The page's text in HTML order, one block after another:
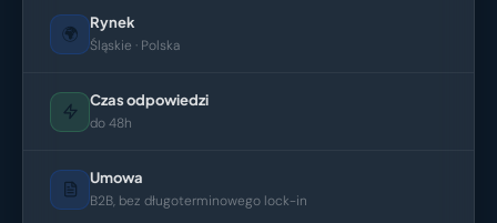
🌍
Rynek
Śląskie · Polska
Czas odpowiedzi
do 48h
Umowa
B2B, bez długoterminowego lock-in